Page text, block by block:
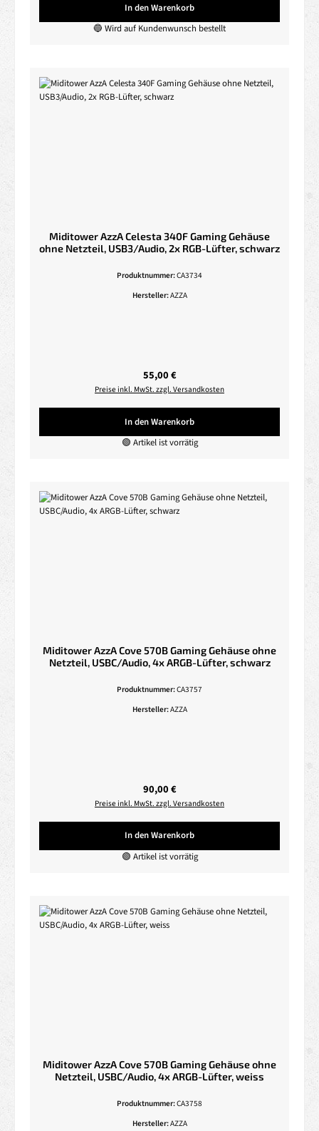
In den Warenkorb
🔵 Wird auf Kundenwunsch bestellt
Miditower AzzA Celesta 340F Gaming Gehäuse
ohne Netzteil, USB3/Audio, 2x RGB-Lüfter, schwarz
Produktnummer:CA3734
Hersteller:AZZA
Regulärer Preis:
55,00 €
Preise inkl. MwSt. zzgl. Versandkosten
In den Warenkorb
🟢 Artikel ist vorrätig
Miditower AzzA Cove 570B Gaming Gehäuse ohne
Netzteil, USBC/Audio, 4x ARGB-Lüfter, schwarz
Produktnummer:CA3757
Hersteller:AZZA
Regulärer Preis:
90,00 €
Preise inkl. MwSt. zzgl. Versandkosten
In den Warenkorb
🟢 Artikel ist vorrätig
Miditower AzzA Cove 570B Gaming Gehäuse ohne
Netzteil, USBC/Audio, 4x ARGB-Lüfter, weiss
Produktnummer:CA3758
Hersteller:AZZA